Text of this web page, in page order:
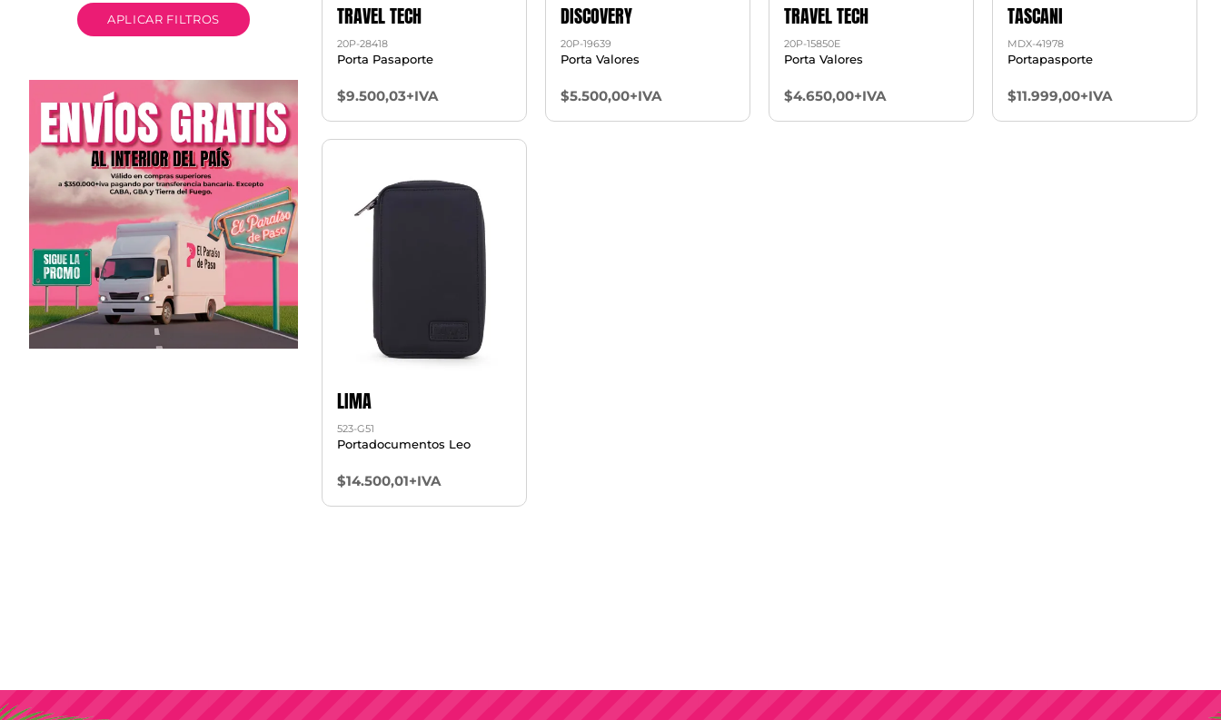
APLICAR FILTROS TRAVEL TECH
20P-28418
Porta Pasaporte
$9.500,03+IVA
DISCOVERY
20P-19639
Porta Valores
$5.500,00+IVA
TRAVEL TECH
20P-15850E
Porta Valores
$4.650,00+IVA
TASCANI
MDX-41978
Portapasporte
$11.999,00+IVA
LIMA
523-G51
Portadocumentos Leo
$14.500,01+IVA